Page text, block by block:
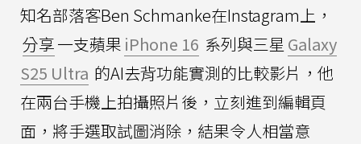
知名部落客Ben Schmanke在Instagram上，
分享一支蘋果 iPhone 16 系列與三星 Galaxy
S25 Ultra 的AI去背功能實測的比較影片，他
在兩台手機上拍攝照片後，立刻進到編輯頁
面，將手選取試圖消除，結果令人相當意